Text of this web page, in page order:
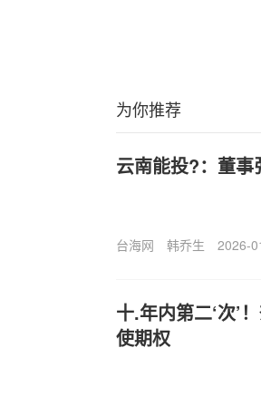
为你推荐
云南能投?：董
台海网 韩乔生 2026-
十.年内第二‘次’
使期权